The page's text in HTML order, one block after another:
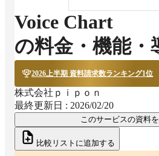
Voice Chart
の料金・機能・
2026上半期 資料請求数ランキング1位
株式会社ｐｉｐｏｎ
最終更新日 : 2026/02/20
このサービスの資料
比較リストに追加する